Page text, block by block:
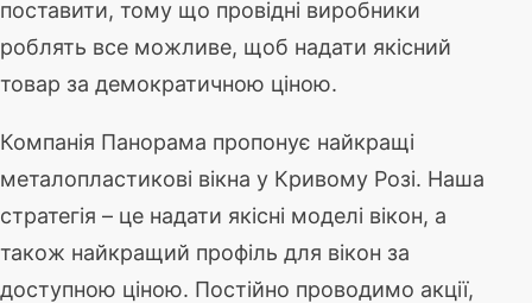
поставити, тому що провідні виробники
роблять все можливе, щоб надати якісний
товар за демократичною ціною.
Компанія Панорама пропонує найкращі
металопластикові вікна у Кривому Розі. Наша
стратегія – це надати якісні моделі вікон, а
також найкращий профіль для вікон за
доступною ціною. Постійно проводимо акції,